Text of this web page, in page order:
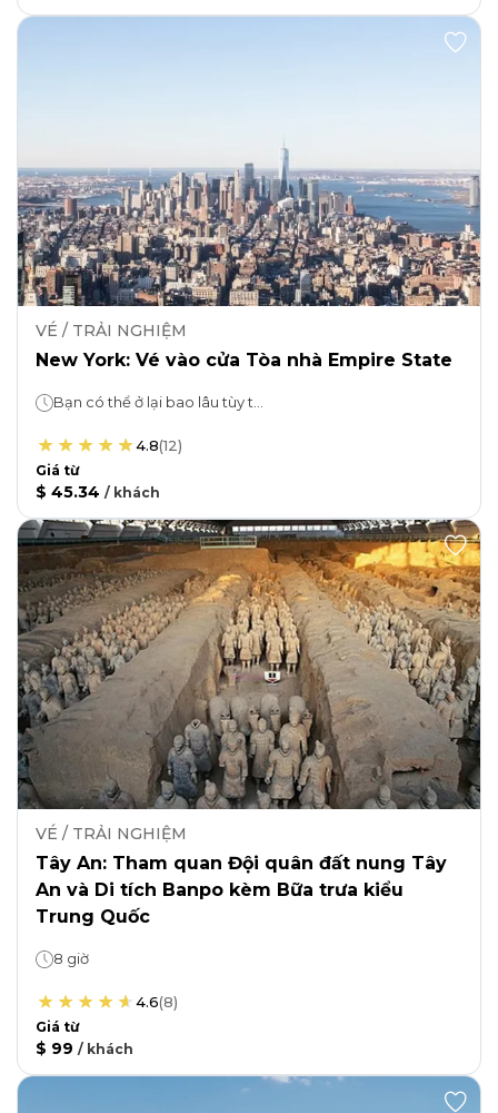
VÉ / TRẢI NGHIỆM
New York: Vé vào cửa Tòa nhà Empire State
4.8(12)
Giá từ
$ 45.34 / khách
VÉ / TRẢI NGHIỆM
Tây An: Tham quan Đội quân đất nung Tây
An và Di tích Banpo kèm Bữa trưa kiểu
Trung Quốc
8 giờ
4.6(8)
Giá từ
$ 99 / khách